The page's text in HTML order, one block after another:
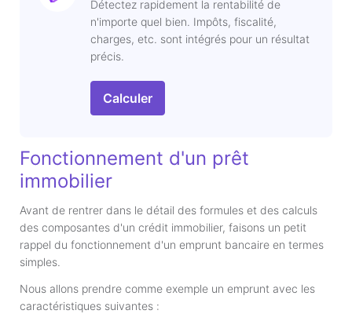
Détectez rapidement la rentabilité de
n'importe quel bien. Impôts, fiscalité,
charges, etc. sont intégrés pour un résultat
précis.
Calculer
Fonctionnement d'un prêt
immobilier
Avant de rentrer dans le détail des formules et des calculs
des composantes d'un crédit immobilier, faisons un petit
rappel du fonctionnement d'un emprunt bancaire en termes
simples.
Nous allons prendre comme exemple un emprunt avec les
caractéristiques suivantes :